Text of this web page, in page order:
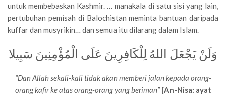
untuk membebaskan Kashmir. … manakala di satu sisi yang lain,
pertubuhan pemisah di Balochistan meminta bantuan daripada
kuffar dan musyrikin… dan semua itu dilarang dalam Islam.
وَلَنْ يَجْعَلَ اللهُ لِلْكَافِرِينَ عَلَى الْمُؤْمِنِينَ سَبِيلا
“Dan Allah sekali-kali tidak akan memberi jalan kepada orang-
orang kafir ke atas orang-orang yang beriman” [An-Nisa: ayat